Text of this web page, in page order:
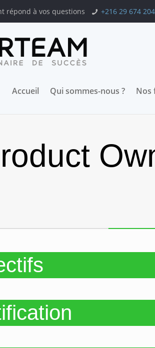
répond à vos questions +216 29 674 204
Accueil Qui sommes-nous ? Nos